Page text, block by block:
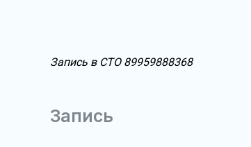
Запись в СТО 89959888368
Запись